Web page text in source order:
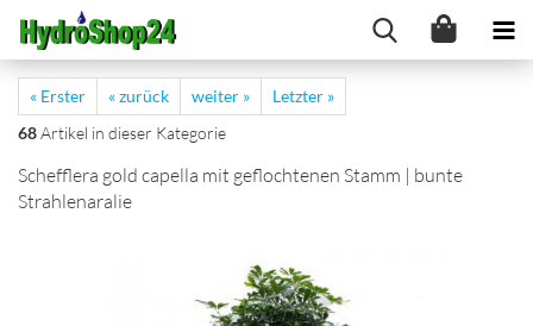
« Erster « zurück weiter »
Letzter »
68Artikel in dieser Kategorie
Schefflera gold capella mit geflochtenen Stamm | bunte
Strahlenaralie